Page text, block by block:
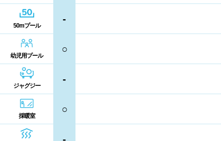
50mプール
-
幼児用プール
○
ジャグジー
-
採暖室
○
広島県 山口県
四国
徳島県 香川県 愛媛県
高知県
喫煙スペース
ドライヤー
給水機
血圧計
貴重品ロッカー